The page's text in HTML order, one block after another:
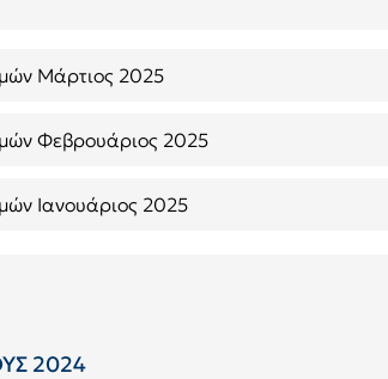
Μάρτιος 2025
Φεβρουάριος 2025
Ιανουάριος 2025
2024